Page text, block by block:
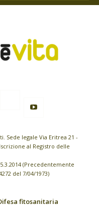
Sede legale Via Eritrea 21 -
al Registro delle
(Precedentemente
del 7/04/1973)
fitosanitaria